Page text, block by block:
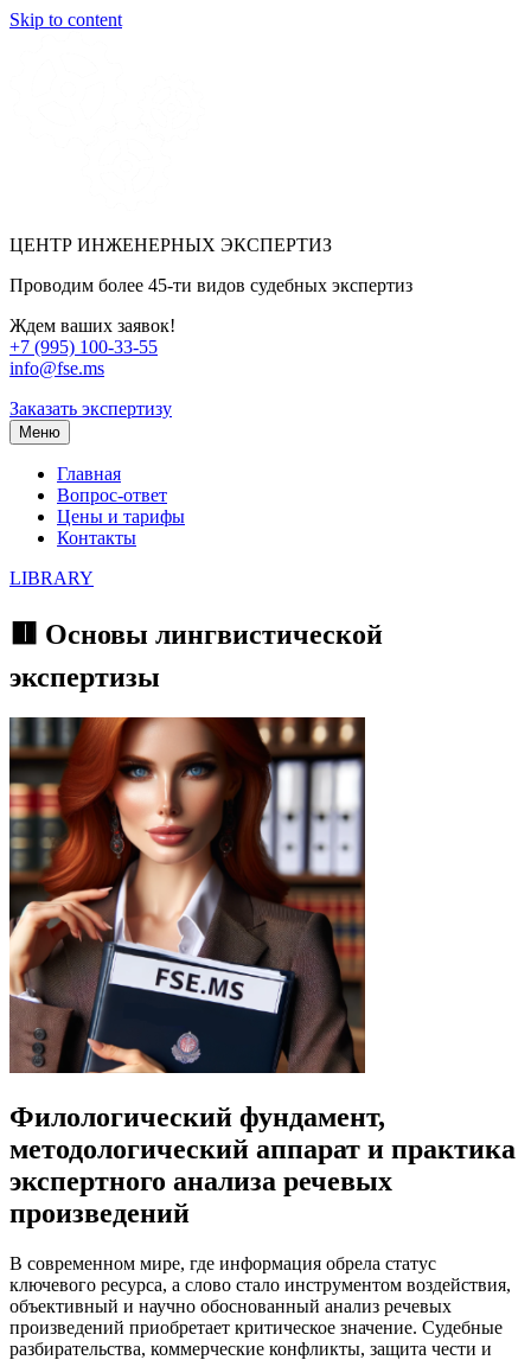
Skip to content
ЦЕНТР ИНЖЕНЕРНЫХ ЭКСПЕРТИЗ
Проводим более 45-ти видов судебных экспертиз
Ждем ваших заявок!
+7 (995) 100-33-55
info@fse.ms
Заказать экспертизу
Меню
Главная
Вопрос-ответ
Цены и тарифы
Контакты
LIBRARY
🟥 Основы лингвистической
экспертизы
Филологический фундамент,
методологический аппарат и практика
экспертного анализа речевых
произведений
В современном мире, где информация обрела статус
ключевого ресурса, а слово стало инструментом воздействия,
объективный и научно обоснованный анализ речевых
произведений приобретает критическое значение. Судебные
разбирательства, коммерческие конфликты, защита чести и